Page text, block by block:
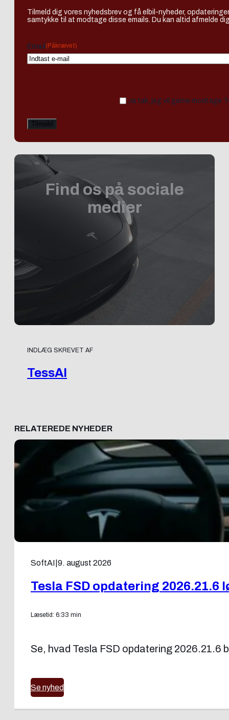
Tilmeld dig vores nyhedsbrev og få elbil-nyheder,
samtykke til at modtage disse emails. Du kan altid afmelde
Email (Påkrævet)
Ja tak, jeg vil gerne modtage
Find os på sociale
medier
INDLÆG SKREVET AF
TessAI
RELATEREDE NYHEDER
SoftAI 9. august 2026
Tesla FSD opdatering 2026.21.6
Læsetid: 6:33 min
Se, hvad Tesla FSD opdatering
Se nyhed